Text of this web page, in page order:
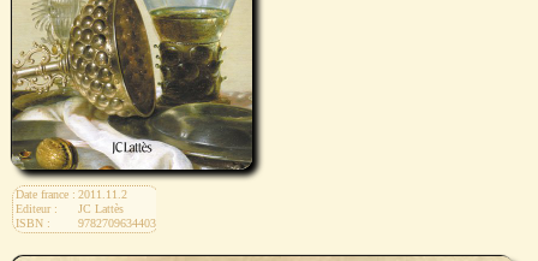
Date france : 2011.11.2
Editeur :
JC Lattès
ISBN :
9782709634403